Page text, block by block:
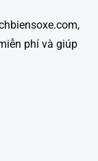
phí và giúp